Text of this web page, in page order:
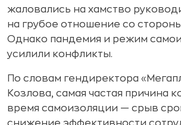
жаловались на хамство
на грубое отношение со
Однако пандемия и режим
усилили конфликты.
По словам гендиректора
Козлова, самая частая причина
время самоизоляции — срыв